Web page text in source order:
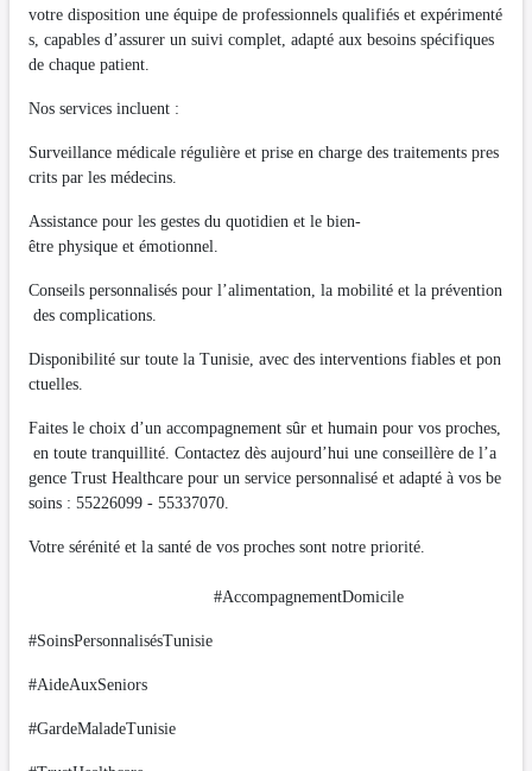
votre disposition une équipe de professionnels qualifiés et expérimenté
s, capables d’assurer un suivi complet, adapté aux besoins spécifiques
de chaque patient.
Nos services incluent :
Surveillance médicale régulière et prise en charge des traitements pres
crits par les médecins.
Assistance pour les gestes du quotidien et le bien-
être physique et émotionnel.
Conseils personnalisés pour l’alimentation, la mobilité et la prévention
des complications.
Disponibilité sur toute la Tunisie, avec des interventions fiables et pon
ctuelles.
Faites le choix d’un accompagnement sûr et humain pour vos proches,
en toute tranquillité. Contactez dès aujourd’hui une conseillère de l’a
gence Trust Healthcare pour un service personnalisé et adapté à vos be
soins : 55226099 - 55337070.
Votre sérénité et la santé de vos proches sont notre priorité.
#AccompagnementDomicile
#SoinsPersonnalisésTunisie
#AideAuxSeniors
#GardeMaladeTunisie